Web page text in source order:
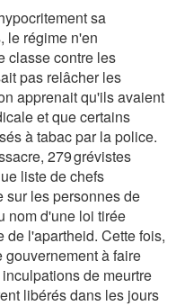
sa
le régime n'en
classe contre les
pas relâcher les
apprenait qu'ils avaient
et que certains
à tabac par la police.
279 grévistes
liste de chefs
sur les personnes de
nom d'une loi tirée
l'apartheid. Cette fois,
gouvernement à faire
de meurtre
libérés dans les jours